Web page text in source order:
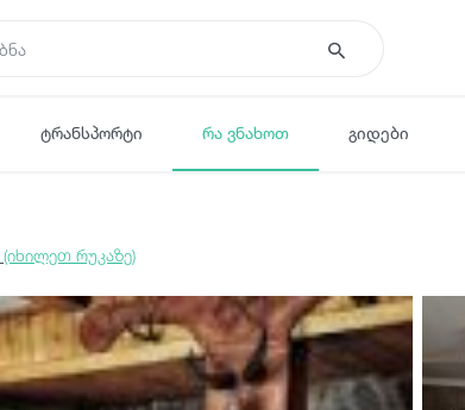
ტრანსპორტი რა ვნახოთ გიდები
(იხილეთ რუკაზე)